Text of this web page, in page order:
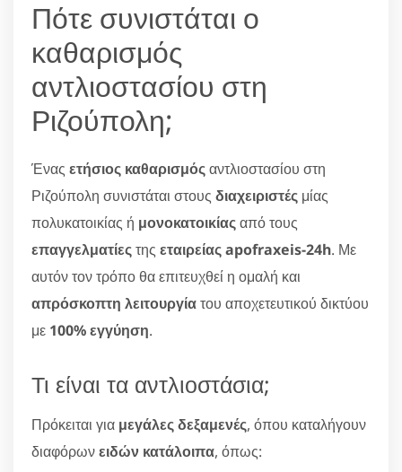
Πότε συνιστάται ο
καθαρισμός
αντλιοστασίου στη
Ριζούπολη;
Ένας ετήσιος καθαρισμόςαντλιοστασίου στη
Ριζούπολη συνιστάται στους διαχειριστές μίας
πολυκατοικίας ή μονοκατοικίαςαπό τους
επαγγελματίεςτης εταιρείας apofraxeis-24h. Με
αυτόν τον τρόπο θα επιτευχθεί η ομαλή και
απρόσκοπτη λειτουργίατου αποχετευτικού δικτύου
με 100% εγγύηση.
Τι είναι τα αντλιοστάσια;
Πρόκειται για μεγάλες δεξαμενές, όπου καταλήγουν
διαφόρωνειδών κατάλοιπα, όπως: